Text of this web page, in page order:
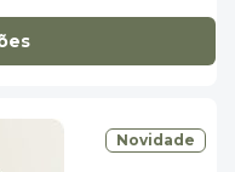
Novidade